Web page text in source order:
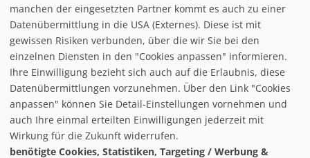
follow us on facebook
Home
Datenschutzerklärung
Impressum
Cookie Management
manchen der eingesetzten Partner kommt es auch zu einer
Datenübermittlung in die USA (Externes). Diese ist mit
gewissen Risiken verbunden, über die wir Sie bei den
einzelnen Diensten in den "Cookies anpassen" informieren.
Ihre Einwilligung bezieht sich auch auf die Erlaubnis, diese
Datenübermittlungen vorzunehmen. Über den Link "Cookies
anpassen" können Sie Detail-Einstellungen vornehmen und
auch Ihre einmal erteilten Einwilligungen jederzeit mit
Wirkung für die Zukunft widerrufen.
benötigte Cookies, Statistiken, Targeting / Werbung &